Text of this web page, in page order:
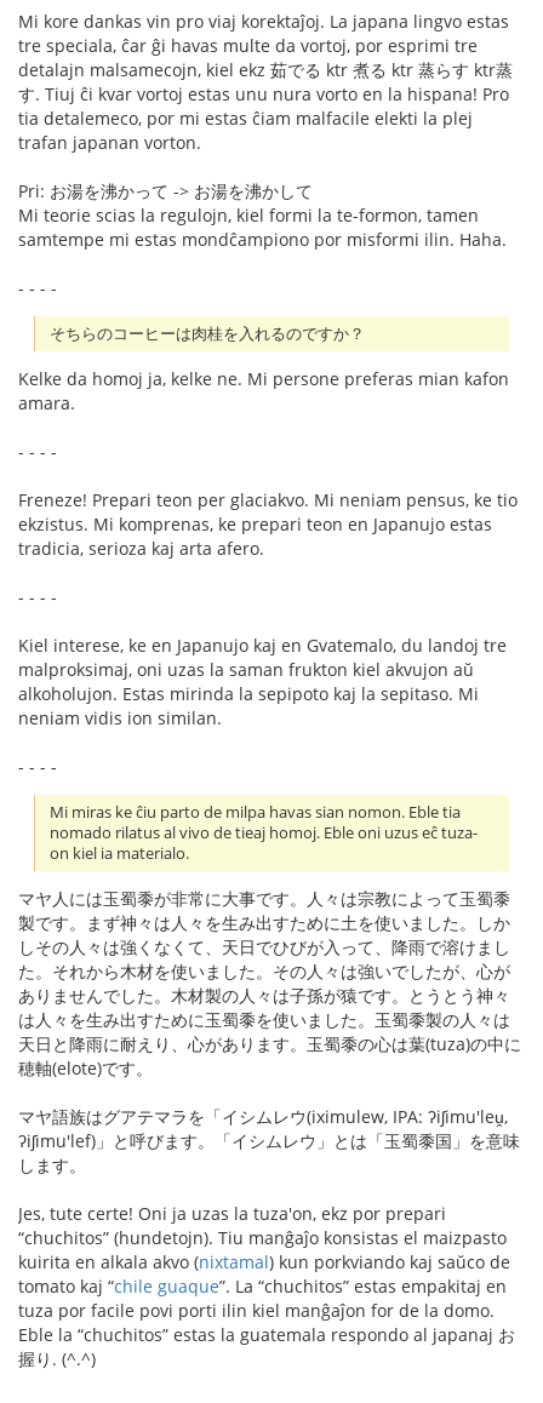
Mi kore dankas vin pro viaj korektaĵoj. La japana lingvo estas
tre speciala, ĉar ĝi havas multe da vortoj, por esprimi tre
detalajn malsamecojn, kiel ekz 茹でる ktr 煮る ktr 蒸らす ktr蒸
す. Tiuj ĉi kvar vortoj estas unu nura vorto en la hispana! Pro
tia detalemeco, por mi estas ĉiam malfacile elekti la plej
trafan japanan vorton.
Pri: お湯を沸かって -> お湯を沸かして
Mi teorie scias la regulojn, kiel formi la te-formon, tamen
samtempe mi estas mondĉampiono por misformi ilin. Haha.
- - - -
そちらのコーヒーは肉桂を入れるのですか？
Kelke da homoj ja, kelke ne. Mi persone preferas mian kafon
amara.
- - - -
Freneze! Prepari teon per glaciakvo. Mi neniam pensus, ke tio
ekzistus. Mi komprenas, ke prepari teon en Japanujo estas
tradicia, serioza kaj arta afero.
- - - -
Kiel interese, ke en Japanujo kaj en Gvatemalo, du landoj tre
malproksimaj, oni uzas la saman frukton kiel akvujon aŭ
alkoholujon. Estas mirinda la sepipoto kaj la sepitaso. Mi
neniam vidis ion similan.
- - - -
Mi miras ke ĉiu parto de milpa havas sian nomon. Eble tia
nomado rilatus al vivo de tieaj homoj. Eble oni uzus eĉ tuza-
on kiel ia materialo.
マヤ人には玉蜀黍が非常に大事です。人々は宗教によって玉蜀黍
製です。まず神々は人々を生み出すために土を使いました。しか
しその人々は強くなくて、天日でひびが入って、降雨で溶けまし
た。それから木材を使いました。その人々は強いでしたが、心が
ありませんでした。木材製の人々は子孫が猿です。とうとう神々
は人々を生み出すために玉蜀黍を使いました。玉蜀黍製の人々は
天日と降雨に耐えり、心があります。玉蜀黍の心は葉(tuza)の中に
穂軸(elote)です。
マヤ語族はグアテマラを「イシムレウ(iximulew, IPA: ʔiʃimu'leu̯,
ʔiʃimu'lef)」と呼びます。「イシムレウ」とは「玉蜀黍国」を意味
します。
Jes, tute certe! Oni ja uzas la tuza'on, ekz por prepari
“chuchitos” (hundetojn). Tiu manĝaĵo konsistas el maizpasto
kuirita en alkala akvo (nixtamal) kun porkviando kaj saŭco de
tomato kaj “chile guaque”. La “chuchitos” estas empakitaj en
tuza por facile povi porti ilin kiel manĝaĵon for de la domo.
Eble la “chuchitos” estas la guatemala respondo al japanaj お
握り. (^.^)